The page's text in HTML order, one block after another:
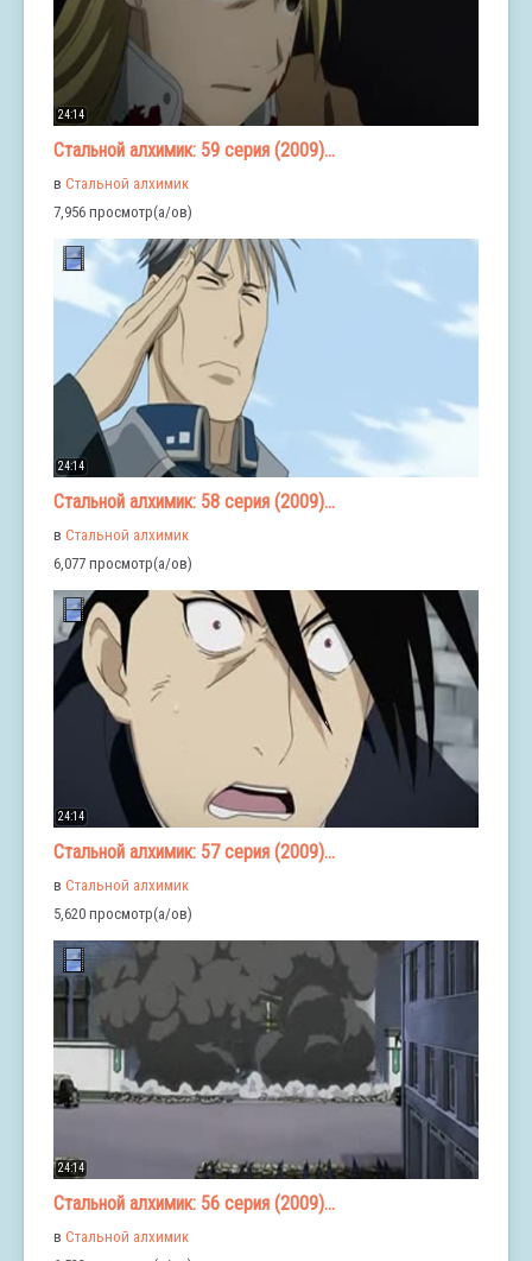
24:14
Стальной алхимик: 59 серия (2009)...
в Стальной алхимик
7,956 просмотр(а/ов)
24:14
Стальной алхимик: 58 серия (2009)...
в Стальной алхимик
6,077 просмотр(а/ов)
24:14
Стальной алхимик: 57 серия (2009)...
в Стальной алхимик
5,620 просмотр(а/ов)
24:14
Стальной алхимик: 56 серия (2009)...
в Стальной алхимик